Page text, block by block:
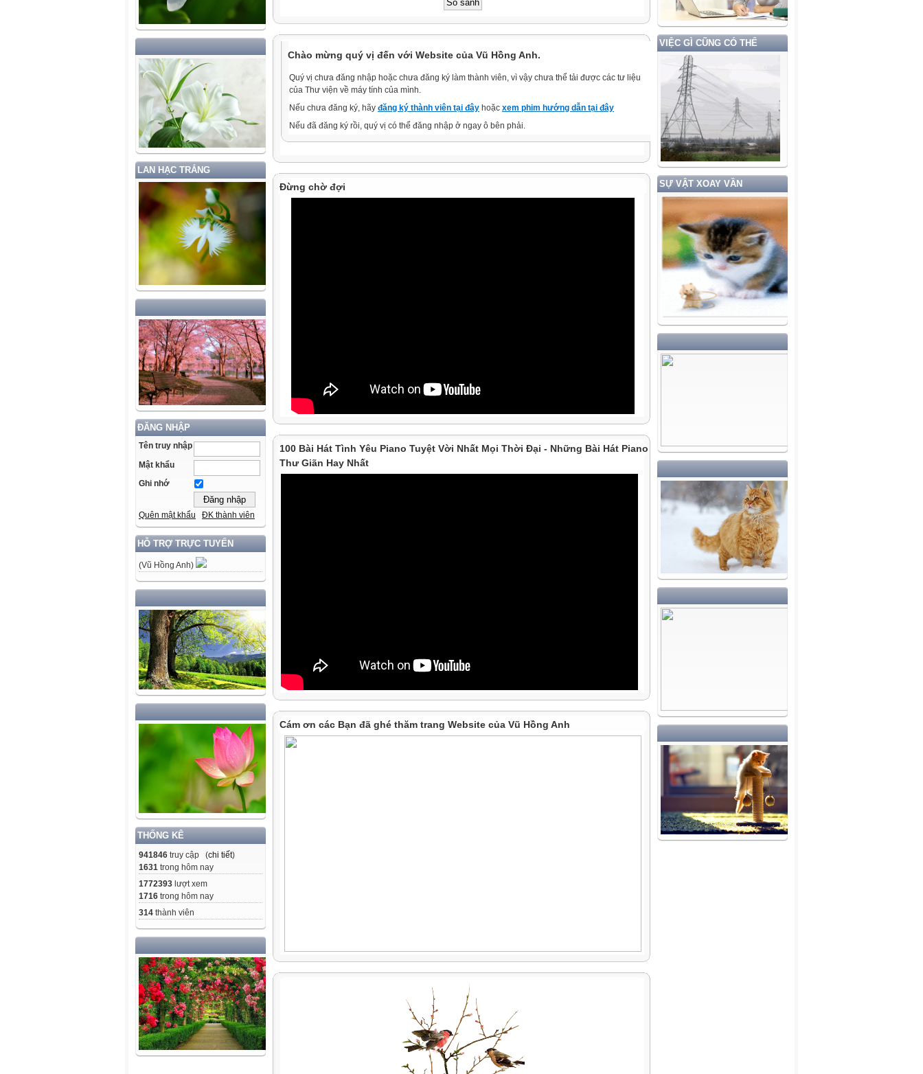
LAN HẠC TRẮNG
ĐĂNG NHẬP
Tên truy nhập
Mật khẩu
Ghi nhớ
Quên mật khẩu ĐK thành viên
HỖ TRỢ TRỰC TUYẾN
(Vũ Hồng Anh)
THỐNG KÊ
941846 truy cập (chi tiết)
1631 trong hôm nay
1772393 lượt xem
1716 trong hôm nay
314 thành viên
VIỆC GÌ CŨNG CÓ THỂ
SỰ VẬT XOAY VẦN
Chào mừng quý vị đến với Website của Vũ Hồng Anh.
Quý vị chưa đăng nhập hoặc chưa đăng ký làm thành viên, vì vậy chưa thể tải được các tư liệu
của Thư viện về máy tính của mình.
Nếu chưa đăng ký, hãy đăng ký thành viên tại đây hoặc xem phim hướng dẫn tại đây
Nếu đã đăng ký rồi, quý vị có thể đăng nhập ở ngay ô bên phải.
Đừng chờ đợi
100 Bài Hát Tình Yêu Piano Tuyệt Vời Nhất Mọi Thời Đại - Những Bài Hát Piano
Thư Giãn Hay Nhất
Cám ơn các Bạn đã ghé thăm trang Website của Vũ Hồng Anh